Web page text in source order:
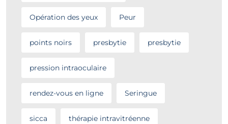
Opération des yeux Peur
points noirs presbytie presbytie
pression intraoculaire
rendez-vous en ligne Seringue
sicca thérapie intravitréenne